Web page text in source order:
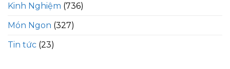
Kinh Nghiệm (736)
Món Ngon (327)
Tin tức (23)